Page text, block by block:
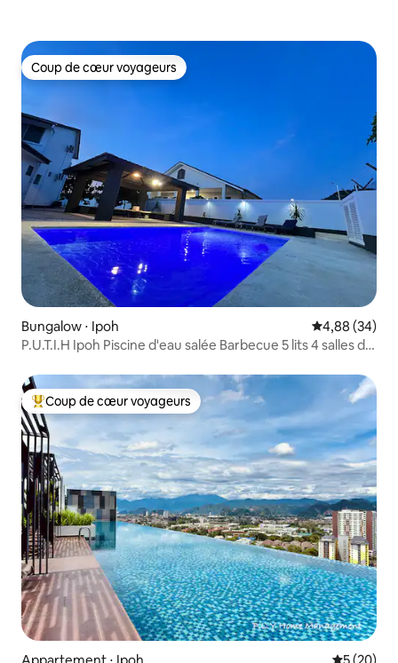
Coup de cœur voyageurs
Coup de cœur voyageurs
Bungalow ⋅ Ipoh Évaluation
4,88 (34)
P.U.T.I.H Ipoh Piscine d'eau salée Barbecue 5 lits 4 salles de
Coups de cœur voyageurs les plus appréciés
Coup de cœur voyageurs